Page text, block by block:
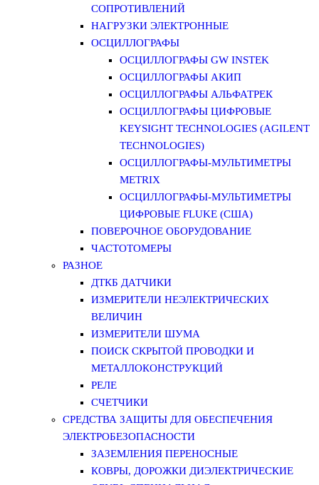
СОПРОТИВЛЕНИЙ
НАГРУЗКИ ЭЛЕКТРОННЫЕ
ОСЦИЛЛОГРАФЫ
ОСЦИЛЛОГРАФЫ GW INSTEK
ОСЦИЛЛОГРАФЫ АКИП
ОСЦИЛЛОГРАФЫ АЛЬФАТРЕК
ОСЦИЛЛОГРАФЫ ЦИФРОВЫЕ
KEYSIGHT TECHNOLOGIES (AGILENT
TECHNOLOGIES)
ОСЦИЛЛОГРАФЫ-МУЛЬТИМЕТРЫ
METRIX
ОСЦИЛЛОГРАФЫ-МУЛЬТИМЕТРЫ
ЦИФРОВЫЕ FLUKE (США)
ПОВЕРОЧНОЕ ОБОРУДОВАНИЕ
ЧАСТОТОМЕРЫ
РАЗНОЕ
ДТКБ ДАТЧИКИ
ИЗМЕРИТЕЛИ НЕЭЛЕКТРИЧЕСКИХ
ВЕЛИЧИН
ИЗМЕРИТЕЛИ ШУМА
ПОИСК СКРЫТОЙ ПРОВОДКИ И
МЕТАЛЛОКОНСТРУКЦИЙ
РЕЛЕ
СЧЕТЧИКИ
СРЕДСТВА ЗАЩИТЫ ДЛЯ ОБЕСПЕЧЕНИЯ
ЭЛЕКТРОБЕЗОПАСНОСТИ
ЗАЗЕМЛЕНИЯ ПЕРЕНОСНЫЕ
КОВРЫ, ДОРОЖКИ ДИЭЛЕКТРИЧЕСКИЕ